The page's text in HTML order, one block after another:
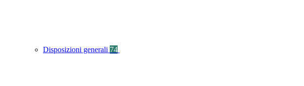
Disposizioni generali 74